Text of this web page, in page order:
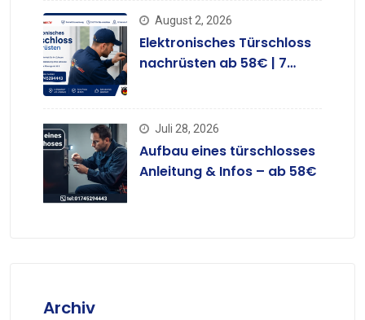
August 2, 2026
Elektronisches Türschloss
nachrüsten ab 58€ | 7
Juli 28, 2026
Aufbau eines türschlosses
Anleitung & Infos – ab 58€
Archiv